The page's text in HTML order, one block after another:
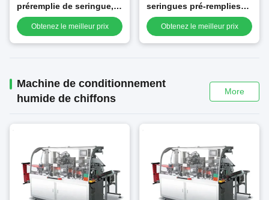
préremplie de seringue,
appropriées aseptiques
au liquide et à l'onguent,
Obtenez le meilleur prix
seringues pré-remplies
de grande capacité,
bouchage de bouteille et
Obtenez le meilleur prix
Machine de conditionnement
humide de chiffons
More